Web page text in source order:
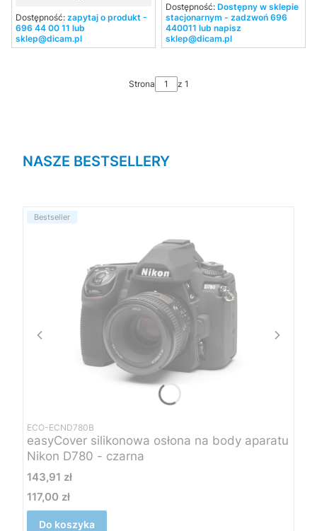
Dostępność: zapytaj o produkt -
696 44 00 11 lub
sklep@dicam.pl
Dostępność: Dostępny w sklepie
stacjonarnym - zadzwoń 696
440011 lub napisz
sklep@dicam.pl
Strona z 1
NASZE BESTSELLERY
Bestseller
ECO-ECND780B
easyCover silikonowa osłona na body aparatu
Nikon D780 - czarna
Cena
143,91 zł
Cena
117,00 zł
Do koszyka